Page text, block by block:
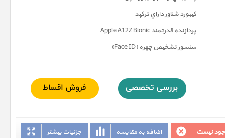
کيبورد شناور داراي ترکپد
پردازنده قدرتمند Apple A12Z Bionic
سنسور تشخيص چهره (Face ID)
جزئیات بیشتر اضافه به مقایسه نیست